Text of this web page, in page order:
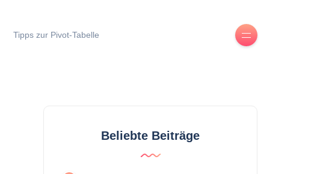
Tipps zur Pivot-Tabelle
Beliebte Beiträge